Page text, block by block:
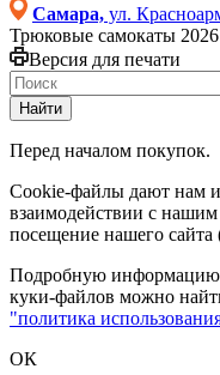
Самара, ул.
Трюковые самокаты
Версия для печати
Найти
Перед началом покупок.
Cookie-файлы дают нам
взаимодействии с
посещение нашего сайта
Подробную информацию
куки-файлов можно
"политика
ОК